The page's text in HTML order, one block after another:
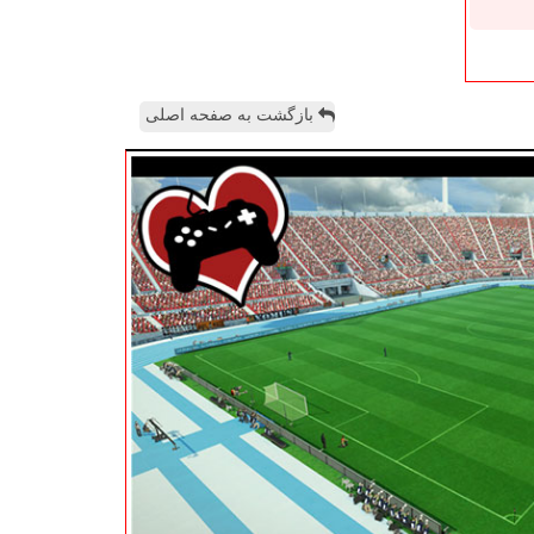
بازگشت به صفحه اصلی